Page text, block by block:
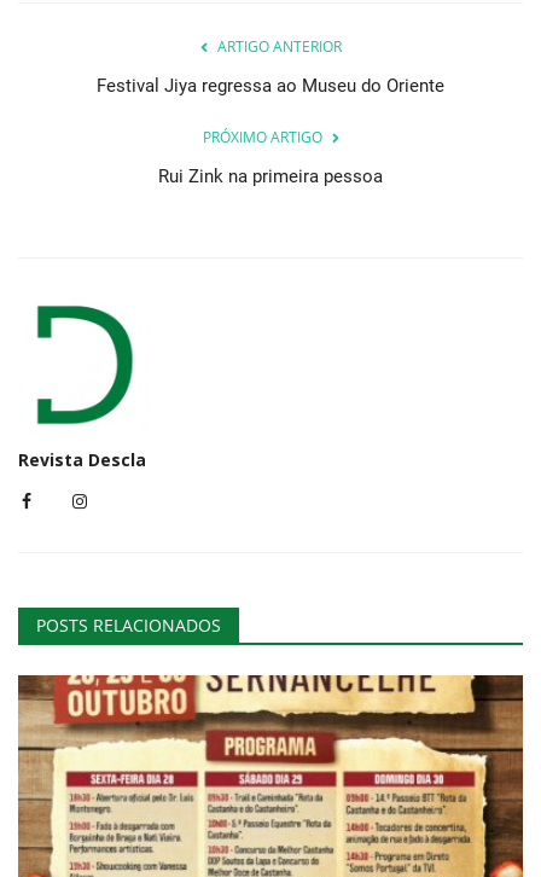
ARTIGO ANTERIOR
Festival Jiya regressa ao Museu do Oriente
PRÓXIMO ARTIGO
Rui Zink na primeira pessoa
Revista Descla
POSTS RELACIONADOS